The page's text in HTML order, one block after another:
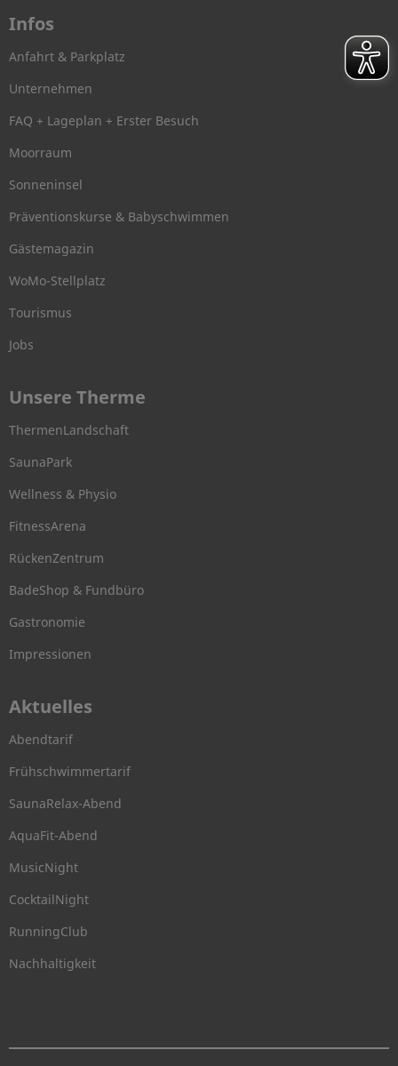
Infos
Anfahrt & Parkplatz
Unternehmen
FAQ + Lageplan + Erster Besuch
Moorraum
Sonneninsel
Präventionskurse & Babyschwimmen
Gästemagazin
WoMo-Stellplatz
Tourismus
Jobs
Unsere Therme
ThermenLandschaft
SaunaPark
Wellness & Physio
FitnessArena
RückenZentrum
BadeShop & Fundbüro
Gastronomie
Impressionen
Aktuelles
Abendtarif
Frühschwimmertarif
SaunaRelax-Abend
AquaFit-Abend
MusicNight
CocktailNight
RunningClub
Nachhaltigkeit